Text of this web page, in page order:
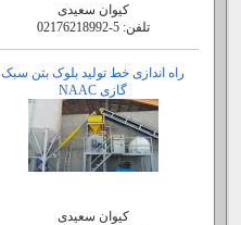
کیوان سعیدی
تلفن:02176218992-5
راه اندازی خط تولید بلوک بتن سبک
گازی NAAC
کیوان سعیدی